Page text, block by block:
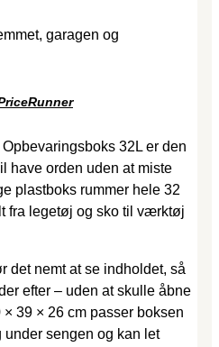
garagen og
32L er den
have orden uden at miste
plastboks rummer hele 32
fra legetøj og sko til værktøj
det nemt at se indholdet, så
efter – uden at skulle åbne
39 × 26 cm passer boksen
under sengen og kan let